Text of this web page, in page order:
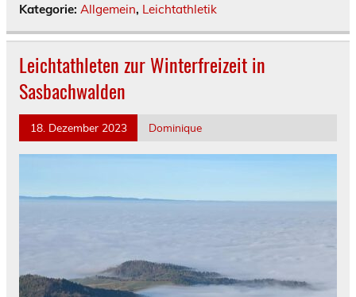
Kategorie: Allgemein, Leichtathletik
Leichtathleten zur Winterfreizeit in
Sasbachwalden
18. Dezember 2023 Dominique